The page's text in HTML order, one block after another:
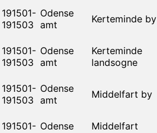
191501-
191503
Odense
amt
Kerteminde by
191501-
191503
Odense
amt
Kerteminde
landsogne
191501-
191503
Odense
amt
Middelfart by
191501- Odense
Middelfart